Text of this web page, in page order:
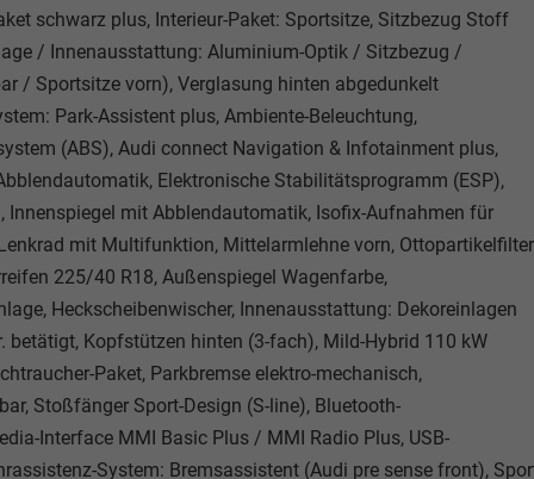
schwarz plus, Interieur-Paket: Sportsitze, Sitzbezug Stoff
/ Innenausstattung: Aluminium-Optik / Sitzbezug /
/ Sportsitze vorn), Verglasung hinten abgedunkelt
Park-Assistent plus, Ambiente-Beleuchtung,
(ABS), Audi connect Navigation & Infotainment plus,
Elektronische Stabilitätsprogramm (ESP),
mit Abblendautomatik, Isofix-Aufnahmen für
mit Multifunktion, Mittelarmlehne vorn, Ottopartikelfilter
225/40 R18, Außenspiegel Wagenfarbe,
Heckscheibenwischer, Innenausstattung: Dekoreinlagen
betätigt, Kopfstützen hinten (3-fach), Mild-Hybrid 110 kW
Paket, Parkbremse elektro-mechanisch,
Stoßfänger Sport-Design (S-line), Bluetooth-
Interface MMI Basic Plus / MMI Radio Plus, USB-
System: Bremsassistent (Audi pre sense front),